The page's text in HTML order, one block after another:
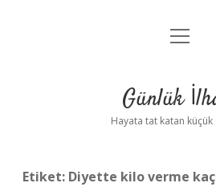
Anasayfa
Yasal Uyarı
menüyü
Günlük
Hayata tat katan küçük
Etiket: Diyette kilo verme